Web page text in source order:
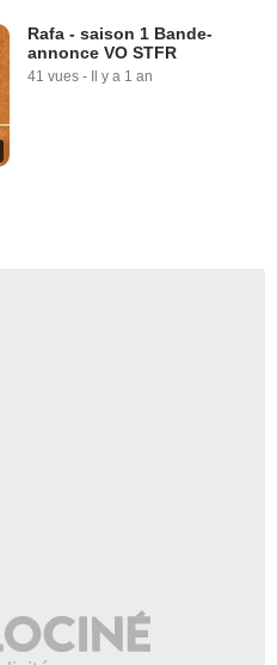
Rafa - saison 1 Bande-
annonce VO STFR
41 vues - Il y a 1 an